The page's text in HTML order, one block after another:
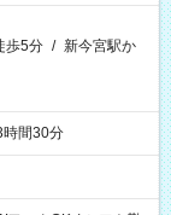
歩5分 / 新今宮駅か
時間30分